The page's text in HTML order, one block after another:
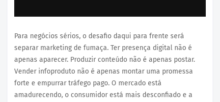
Para negócios sérios, o desafio daqui para frente será
separar marketing de fumaça. Ter presença digital não é
apenas aparecer. Produzir conteúdo não é apenas postar.
Vender infoproduto não é apenas montar uma promessa
forte e empurrar tráfego pago. O mercado está
amadurecendo, o consumidor está mais desconfiado e a